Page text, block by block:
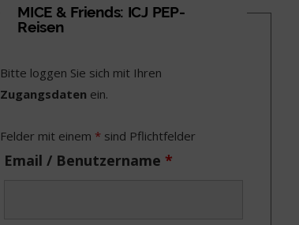
c
o
k
T
e
r
s
a
m
n
n
MICE & Friends: ICJ PEP-
Reisen
Bitte loggen Sie sich mit Ihren
Zugangsdaten ein.
Felder mit einem * sind Pflichtfelder
Email / Benutzername*